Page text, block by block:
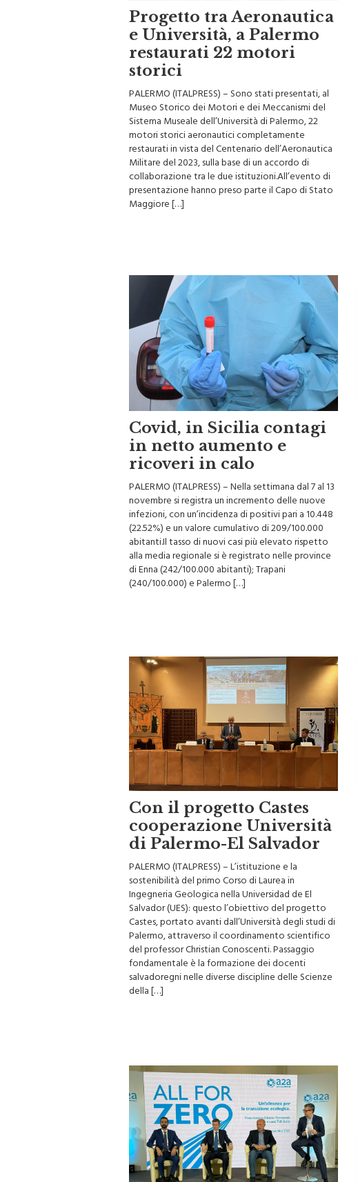
Progetto tra Aeronautica
e Università, a Palermo
restaurati 22 motori
storici
PALERMO (ITALPRESS) – Sono stati presentati, al
Museo Storico dei Motori e dei Meccanismi del
Sistema Museale dell’Università di Palermo, 22
motori storici aeronautici completamente
restaurati in vista del Centenario dell’Aeronautica
Militare del 2023, sulla base di un accordo di
collaborazione tra le due istituzioni.All’evento di
presentazione hanno preso parte il Capo di Stato
Maggiore […]
Covid, in Sicilia contagi
in netto aumento e
ricoveri in calo
PALERMO (ITALPRESS) – Nella settimana dal 7 al 13
novembre si registra un incremento delle nuove
infezioni, con un’incidenza di positivi pari a 10.448
(22.52%) e un valore cumulativo di 209/100.000
abitanti.Il tasso di nuovi casi più elevato rispetto
alla media regionale si è registrato nelle province
di Enna (242/100.000 abitanti); Trapani
(240/100.000) e Palermo […]
Con il progetto Castes
cooperazione Università
di Palermo-El Salvador
PALERMO (ITALPRESS) – L’istituzione e la
sostenibilità del primo Corso di Laurea in
Ingegneria Geologica nella Universidad de El
Salvador (UES): questo l’obiettivo del progetto
Castes, portato avanti dall’Università degli studi di
Palermo, attraverso il coordinamento scientifico
del professor Christian Conoscenti. Passaggio
fondamentale è la formazione dei docenti
salvadoregni nelle diverse discipline delle Scienze
della […]